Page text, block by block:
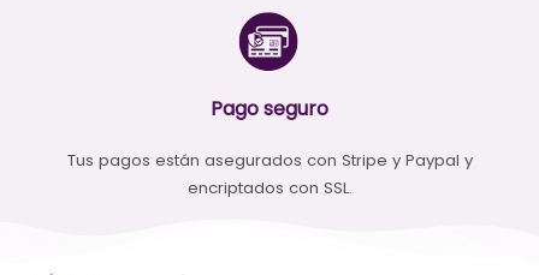
Pago seguro
Tus pagos están asegurados con Stripe y Paypal y
encriptados con SSL.